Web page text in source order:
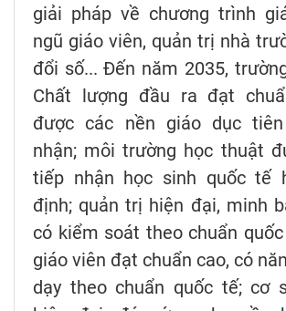
giải pháp về chương trình
ngũ giáo viên, quản trị nhà
đổi số... Đến năm 2035,
Chất lượng đầu ra đạt
được các nền giáo dục
nhận; môi trường học thuật
tiếp nhận học sinh quốc tế
định; quản trị hiện đại, minh
có kiểm soát theo chuẩn
giáo viên đạt chuẩn cao, có
dạy theo chuẩn quốc tế; cơ